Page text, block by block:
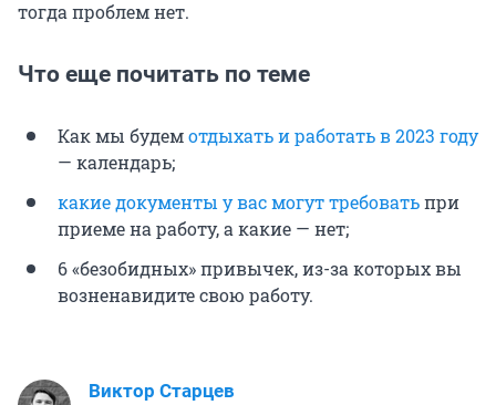
тогда проблем нет.
Что еще почитать по теме
Как мы будемотдыхать и работать в 2023 году
— календарь;
какие документы у вас могут требоватьпри
приеме на работу, а какие — нет;
6 «безобидных» привычек, из-за которых вы
возненавидите свою работу.
Виктор Старцев